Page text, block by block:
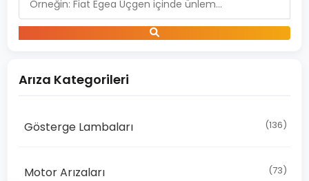
Arıza Kategorileri
Gösterge Lambaları (136)
Motor Arızaları (73)